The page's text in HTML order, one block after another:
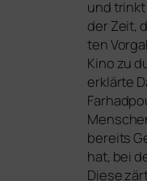
und trinkt
der Zeit,
ten
Kino zu
erklär­te
bereits
hat, bei
Diese